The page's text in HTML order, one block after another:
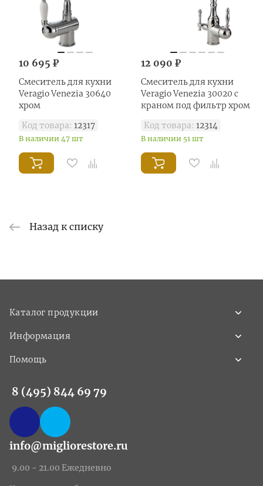
10 695 ₽
Смеситель для кухни
Veragio Venezia 30640
хром
Код товара: 12317
В наличии 47 шт
12 090 ₽
Смеситель для кухни
Veragio Venezia 30020 с
краном под фильтр хром
Код товара: 12314
В наличии 51 шт
Назад к списку
Каталог продукции
Информация
Помощь
8 (495) 844 69 79
info@migliorestore.ru
9.00 - 21.00 Ежедневно